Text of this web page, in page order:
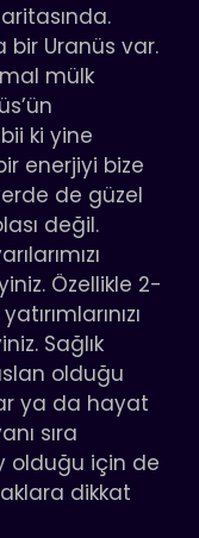
bir Uranüs var.
mülk
ki yine
enerjiyi bize
de güzel
değil.
Özellikle 2-
Sağlık
olduğu
ya da hayat
sıra
olduğu için de
dikkat